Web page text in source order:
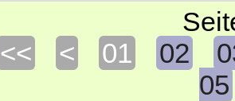
<< < 01 02
05